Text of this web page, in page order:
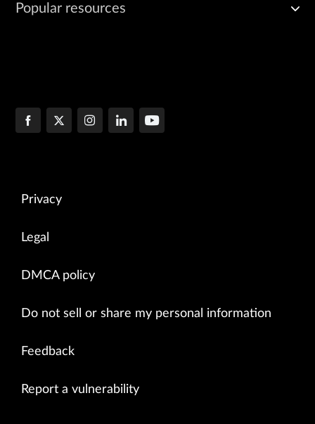
Popular resources
Privacy
Legal
DMCA policy
Do not sell or share my personal information
Feedback
Report a vulnerability